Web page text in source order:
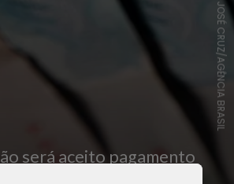
JOSÉ CRUZ/AGÊNCIA BRASIL
será aceito pagamento